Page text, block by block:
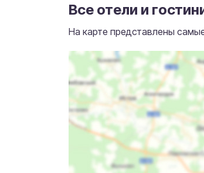
Все отели и
На карте представлены